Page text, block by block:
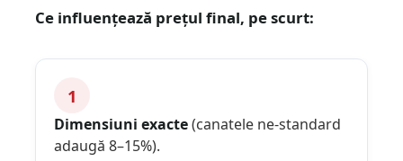
Ce influențează prețul final, pe scurt:
1
Dimensiuni exacte(canatele ne-standard
adaugă 8–15%).